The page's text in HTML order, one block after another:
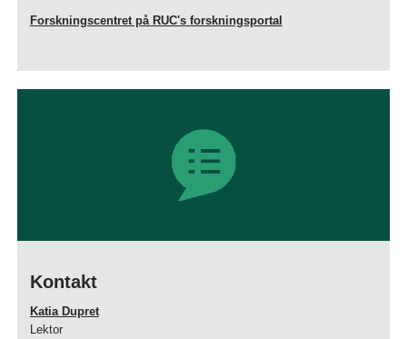
Forskningscentret på RUC's forskningsportal
Kontakt
Katia Dupret
Lektor